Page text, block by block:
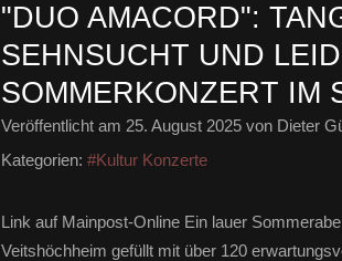
"DUO AMACORD":
SEHNSUCHT UND
SOMMERKONZERT IM
Veröffentlicht am 25. August 2025 von Dieter
Kategorien: #Kultur Konzerte
Link auf Mainpost-Online Ein lauer
Veitshöchheim gefüllt mit über 120